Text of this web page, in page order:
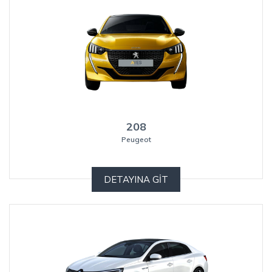
208
Peugeot
DETAYINA GİT